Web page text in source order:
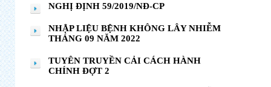
NGHỊ ĐỊNH 59/2019/NĐ-CP
NHẬP LIỆU BỆNH KHÔNG LÂY NHIỄM
THÁNG 09 NĂM 2022
TUYÊN TRUYỀN CẢI CÁCH HÀNH
CHÍNH ĐỢT 2